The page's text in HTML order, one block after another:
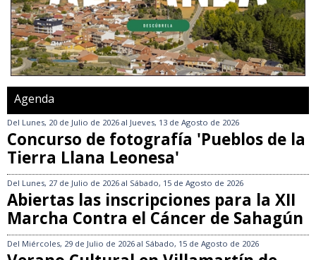
Agenda
Del Lunes, 20 de Julio de 2026 al Jueves, 13 de Agosto de 2026
Concurso de fotografía 'Pueblos de la
Tierra Llana Leonesa'
Del Lunes, 27 de Julio de 2026 al Sábado, 15 de Agosto de 2026
Abiertas las inscripciones para la XII
Marcha Contra el Cáncer de Sahagún
Del Miércoles, 29 de Julio de 2026 al Sábado, 15 de Agosto de 2026